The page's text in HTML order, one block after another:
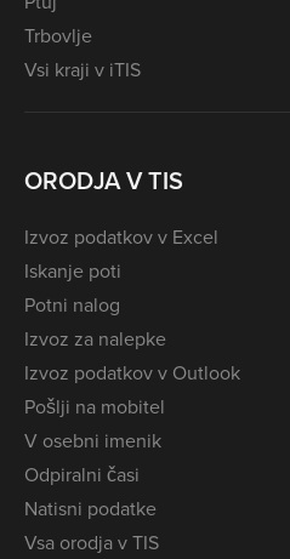
Trbovlje
Vsi kraji v iTIS
ORODJA V TIS
Izvoz podatkov v Excel
Iskanje poti
Potni nalog
Izvoz za nalepke
Izvoz podatkov v Outlook
Pošlji na mobitel
V osebni imenik
Odpiralni časi
Natisni podatke
Vsa orodja v TIS